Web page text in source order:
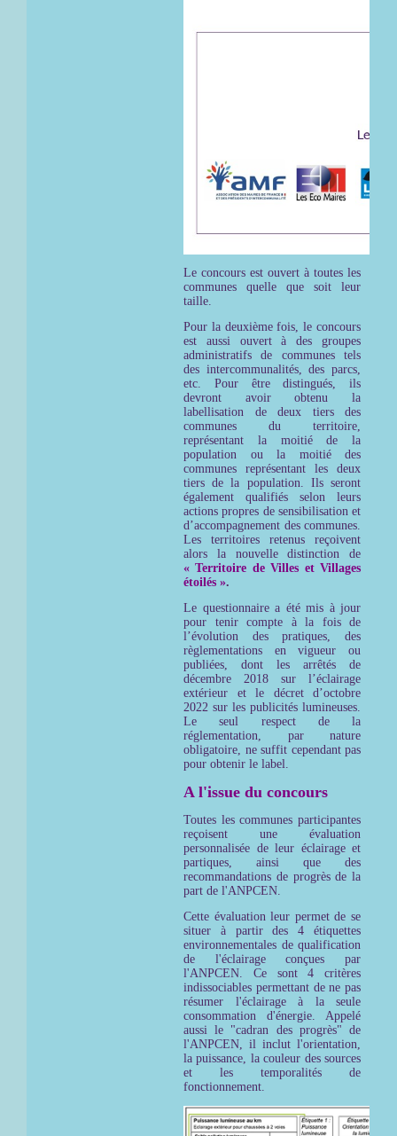
Le concours est ouvert à toutes les
communes quelle que soit leur
taille.
Pour la deuxième fois, le concours
est aussi ouvert à des groupes
administratifs de communes tels
des intercommunalités, des parcs,
etc. Pour être distingués, ils
devront avoir obtenu la
labellisation de deux tiers des
communes du territoire,
représentant la moitié de la
population ou la moitié des
communes représentant les deux
tiers de la population. Ils seront
également qualifiés selon leurs
actions propres de sensibilisation et
d’accompagnement des communes.
Les territoires retenus reçoivent
alors la nouvelle distinction de
« Territoire de Villes et Villages
étoilés ».
Le questionnaire a été mis à jour
pour tenir compte à la fois de
l’évolution des pratiques, des
règlementations en vigueur ou
publiées, dont les arrêtés de
décembre 2018 sur l’éclairage
extérieur et le décret d’octobre
2022 sur les publicités lumineuses.
Le seul respect de la
réglementation, par nature
obligatoire, ne suffit cependant pas
pour obtenir le label.
A l'issue du concours
Toutes les communes participantes
reçoisent une évaluation
personnalisée de leur éclairage et
partiques, ainsi que des
recommandations de progrès de la
part de l'ANPCEN.
Cette évaluation leur permet de se
situer à partir des 4 étiquettes
environnementales de qualification
de l'éclairage conçues par
l'ANPCEN. Ce sont 4 critères
indissociables permettant de ne pas
résumer l'éclairage à la seule
consommation d'énergie. Appelé
aussi le "cadran des progrès" de
l'ANPCEN, il inclut l'orientation,
la puissance, la couleur des sources
et les temporalités de
fonctionnement.